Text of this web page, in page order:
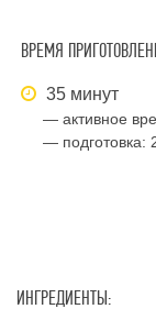
ВРЕМЯ
35 минут
— активное
— подготовка:
ИНГРЕДИЕНТЫ: